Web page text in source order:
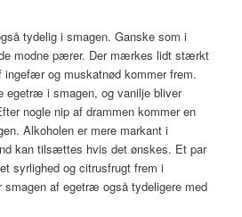
tydelig i smagen. Ganske som i
modne pærer. Der mærkes lidt stærkt
ingefær og muskatnød kommer frem.
egetræ i smagen, og vanilje bliver
nogle nip af drammen kommer en
Alkoholen er mere markant i
kan tilsættes hvis det ønskes. Et par
syrlighed og citrusfrugt frem i
smagen af egetræ også tydeligere med